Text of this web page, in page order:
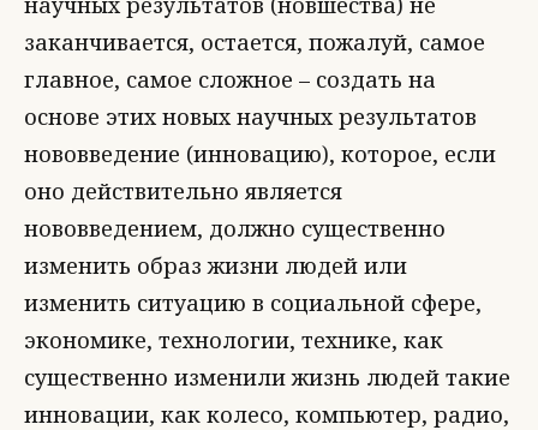
заканчивается, остается, пожалуй, самое
главное, самое сложное – создать на
основе этих новых научных результатов
нововведение (инновацию), которое, если
оно действительно является
нововведением, должно существенно
изменить образ жизни людей или
изменить ситуацию в социальной сфере,
экономике, технологии, технике, как
существенно изменили жизнь людей такие
инновации, как колесо, компьютер, радио,